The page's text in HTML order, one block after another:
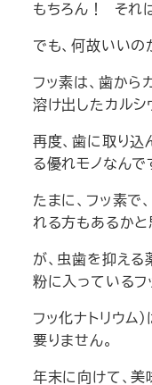
もちろん！ それ
でも、何故いいの
フッ素は、歯から
溶け出したカルシ
再度、歯に取り込
る優れモノなんで
たまに、フッ素で
れる方もあるかと
が、虫歯を抑える
粉に入っているフ
フッ化ナトリウム
要りません。
年末に向けて、美